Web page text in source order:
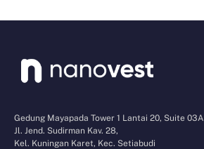
Gedung Mayapada Tower 1 Lantai 20, Suite 03A
Jl. Jend. Sudirman Kav. 28,
Kel. Kuningan Karet, Kec. Setiabudi